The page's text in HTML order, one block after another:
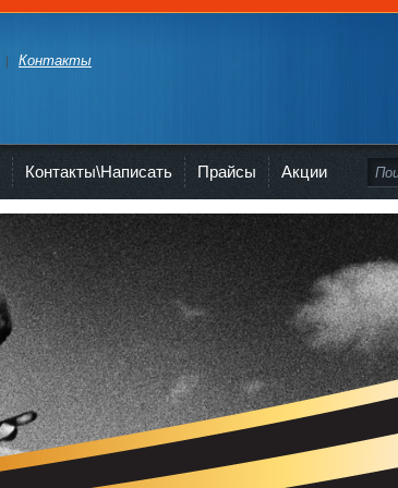
Контакты
Контакты\Написать Прайсы Акции